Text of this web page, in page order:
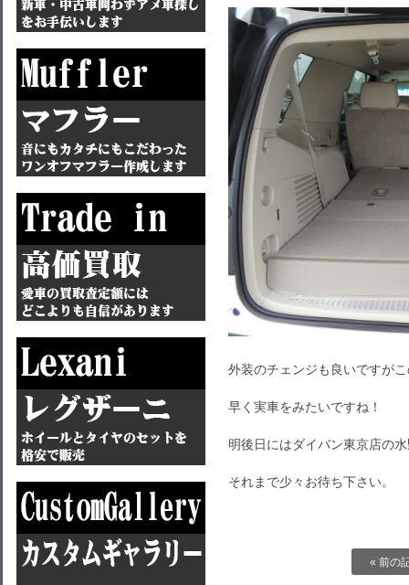
外装のチェンジも良いですが
早く実車をみたいですね！
明後日にはダイバン東京店の
それまで少々お待ち下さい。
« 前の